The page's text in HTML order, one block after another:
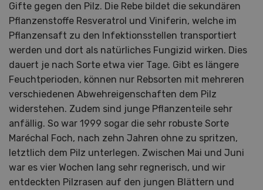
Gifte gegen den Pilz. Die Rebe bildet die sekundären
Pflanzenstoffe Resveratrol und Viniferin, welche im
Pflanzensaft zu den Infektionsstellen transportiert
werden und dort als natürliches Fungizid wirken. Dies
dauert je nach Sorte etwa vier Tage. Gibt es längere
Feuchtperioden, können nur Rebsorten mit mehreren
verschiedenen Abwehreigenschaften dem Pilz
widerstehen. Zudem sind junge Pflanzenteile sehr
anfällig. So war 1999 sogar die sehr robuste Sorte
Maréchal Foch, nach zehn Jahren ohne zu spritzen,
letztlich dem Pilz unterlegen. Zwischen Mai und Juni
war es vier Wochen lang sehr regnerisch, und wir
entdeckten Pilzrasen auf den jungen Blättern und